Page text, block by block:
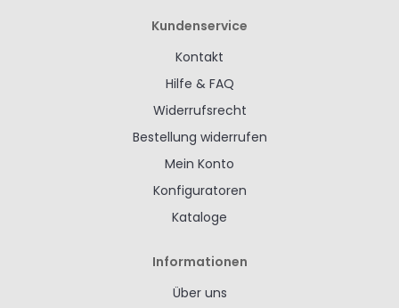
Kundenservice
Kontakt
Hilfe & FAQ
Widerrufsrecht
Bestellung widerrufen
Mein Konto
Konfiguratoren
Kataloge
Informationen
Über uns